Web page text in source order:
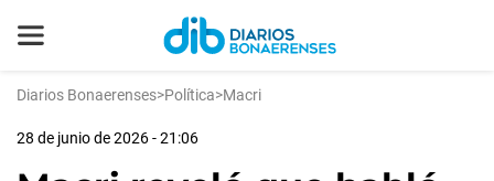
Diarios Bonaerenses>Política>Macri
28 de junio de 2026 - 21:06